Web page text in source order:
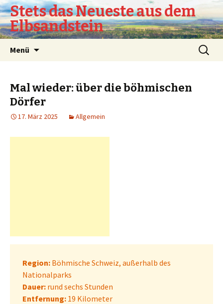
Stets das Neueste aus dem
Elbsandstein
Menü
Suchen
nach:
Mal wieder: über die böhmischen
Dörfer
17. März 2025 Allgemein
Region: Böhmische Schweiz, außerhalb des
Nationalparks
Dauer: rund sechs Stunden
Entfernung: 19 Kilometer